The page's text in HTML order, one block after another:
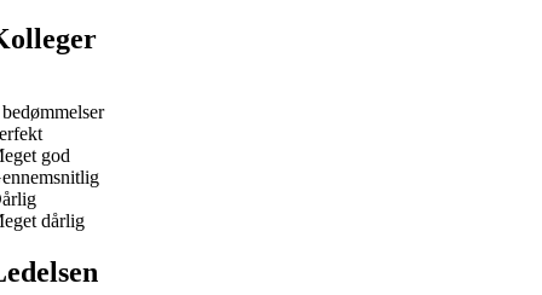
god
dårlig